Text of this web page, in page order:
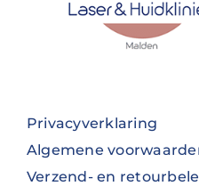
Privacyverklaring
Algemene
Verzend- en